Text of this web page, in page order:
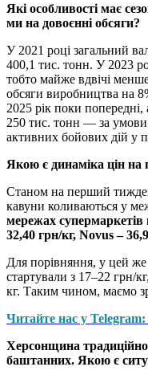
Які особливості має
ми на довоєнні обсяги?
У 2021 році загальний
400,1 тис. тонн. У 2023
тобто майже вдвічі
обсяги виробництва на
2025 рік поки
250 тис. тонн — за умови
активних бойових дій у
Якою є динаміка цін на
Станом на перший
кавуни коливаються у
мережах
32,40 грн/кг, Novus –
Для порівняння, у цей же
стартували з 17–22 грн/
кг. Таким чином, маємо
Читайте нас у
Херсонщина
баштанних. Якою є